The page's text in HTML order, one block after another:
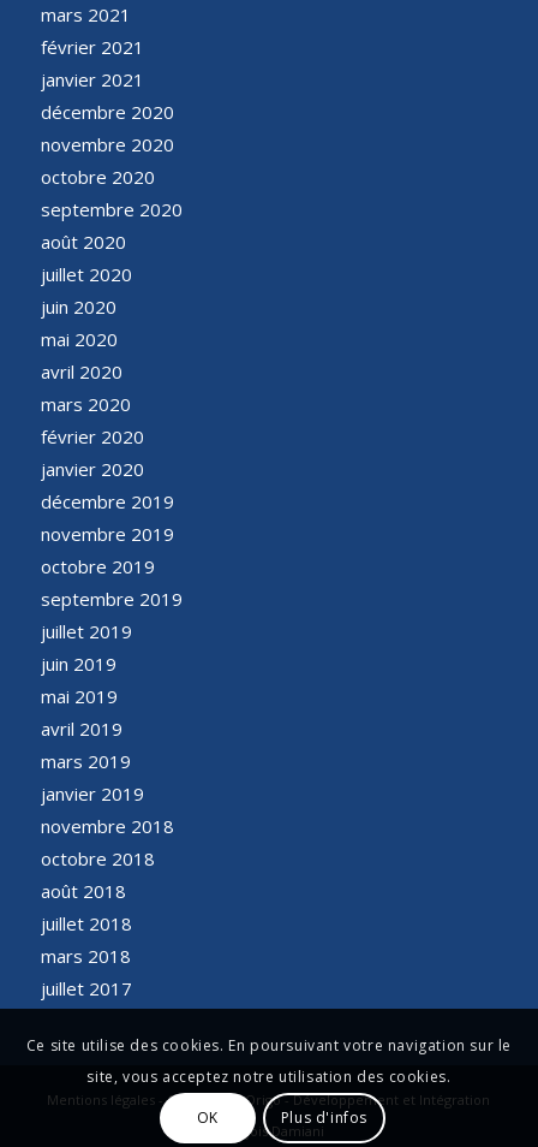
mars 2021
février 2021
janvier 2021
décembre 2020
novembre 2020
octobre 2020
septembre 2020
août 2020
juillet 2020
juin 2020
mai 2020
avril 2020
mars 2020
février 2020
janvier 2020
décembre 2019
novembre 2019
octobre 2019
septembre 2019
juillet 2019
juin 2019
mai 2019
avril 2019
mars 2019
janvier 2019
novembre 2018
octobre 2018
août 2018
juillet 2018
mars 2018
juillet 2017
Mentions légales - Conception Origo - Développement et Intégration
François Damiani
Ce site utilise des cookies. En poursuivant votre navigation sur le
site, vous acceptez notre utilisation des cookies.
OK Plus d'infos